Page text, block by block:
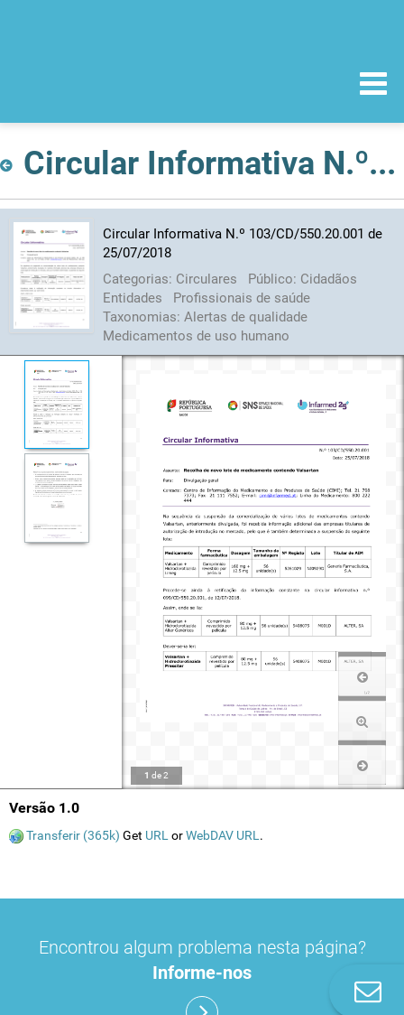
Circular Informativa N.º 103/CD/550.20.001 de 25/07/2018
Circular Informativa N.º 103/CD/550.20.001 de
25/07/2018
Categorias: Circulares Público: Cidadãos
Entidades
Profissionais de saúde
Taxonomias: Alertas de qualidade
Medicamentos de uso humano
1 de2
Versão 1.0
Transferir (365k) Get URL orWebDAV URL .
Encontrou algum problema nesta página?
Informe-nos